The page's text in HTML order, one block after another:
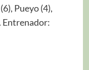
Pueyo (4),
Entrenador: